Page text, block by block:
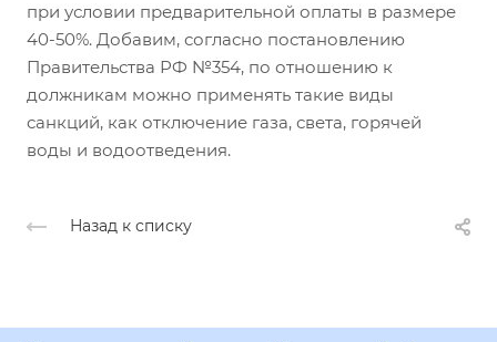
при условии предварительной оплаты в размере
40-50%. Добавим, согласно постановлению
Правительства РФ №354, по отношению к
должникам можно применять такие виды
санкций, как отключение газа, света, горячей
воды и водоотведения.
Назад к списку